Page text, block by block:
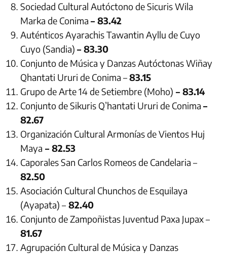
Sociedad Cultural Autóctono de Sicuris Wila
Marka de Conima– 83.42
Auténticos Ayarachis Tawantin Ayllu de Cuyo
Cuyo (Sandia)– 83.30
Conjunto de Música y Danzas Autóctonas Wiñay
Qhantati Ururi de Conima –83.15
Grupo de Arte 14 de Setiembre (Moho) – 83.14
Conjunto de Sikuris Q’hantati Ururi de Conima–
82.67
Organización Cultural Armonías de Vientos Huj
Maya – 82.53
Caporales San Carlos Romeos de Candelaria –
82.50
Asociación Cultural Chunchos de Esquilaya
(Ayapata) – 82.40
Conjunto de Zampoñistas Juventud Paxa Jupax –
81.67
Agrupación Cultural de Música y Danzas